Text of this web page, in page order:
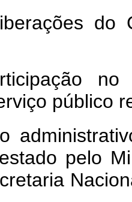
do
no
público
pelo